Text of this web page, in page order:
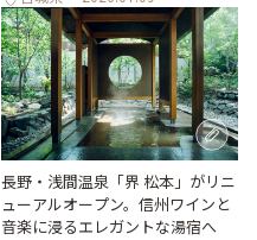
長野・浅間温泉「界 松本」がリニ
ューアルオープン。信州ワインと
音楽に浸るエレガントな湯宿へ